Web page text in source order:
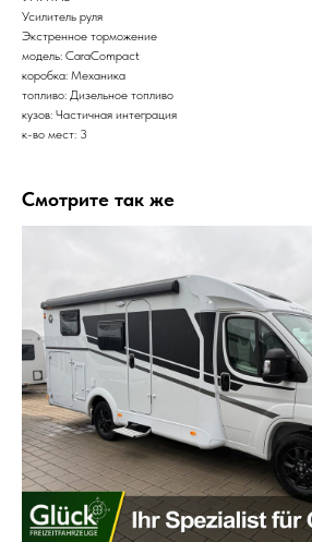
Усилитель руля
Экстренное торможение
модель: CaraCompact
коробка: Механика
топливо: Дизельное топливо
кузов: Частичная интеграция
к-во мест: 3
Смотрите так же